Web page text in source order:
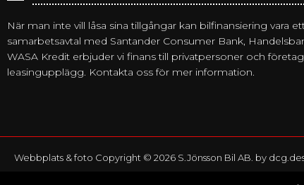
När man inte vill låsa sina tillgångar kan bilfinansiering vara
samarbetsavtal med Santander Consumer Bank,
WASA Kredit erbjuder vi finans till privatpersoner och
leasingupplägg. Kontakta oss för mer information.
Webbplats & foto Copyright © 2026 S.Jönsson Bil AB. by